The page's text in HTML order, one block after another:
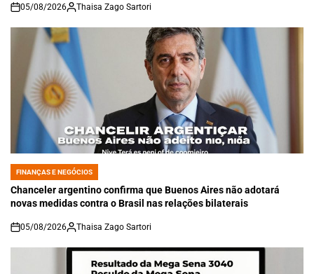
on
05/08/2026 Thaisa Zago Sartori
POSTED
IN
FINANÇAS E NEGÓCIOS
Chanceler argentino confirma que Buenos Aires não adotará
novas medidas contra o Brasil nas relações bilaterais
on
05/08/2026 Thaisa Zago Sartori